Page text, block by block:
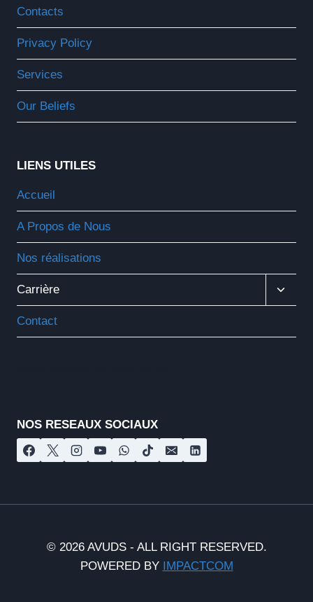
Contacts
Privacy Policy
Services
Our Beliefs
LIENS UTILES
Accueil
A Propos de Nous
Nos réalisations
Carrière
Contact
NOS RESEAUX SOCIAUX
© 2026 AVUDS - ALL RIGHT RESERVED.
POWERED BY IMPACTCOM